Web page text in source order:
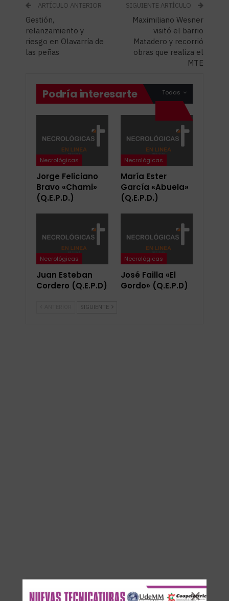
ARTÍCULO ANTERIOR
Gestión,
relanzamiento y
riesgo en Olavarría de
las peñas
SIGUIENTE ARTÍCULO
Maximiliano Wesner
visitó el barrio
Matadero y recorrió
obras que realiza el
MTE
Todas
Podría interesarte
Necrológicas
Jorge Feliciano
Bravo «Chami»
(Q.E.P.D.)
Necrológicas
María Ester
García «Abuela»
(Q.E.P.D.)
Necrológicas
Juan Esteban
Cordero (Q.E.P.D)
Necrológicas
José Failla «El
Gordo» (Q.E.P.D)
SIGUIENTE
Los comentarios están cerrados.